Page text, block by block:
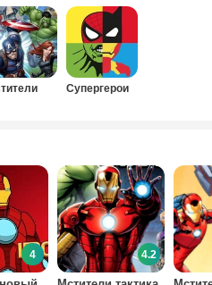
Супергерои
4 4.2